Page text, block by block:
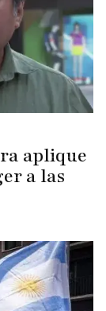
aplique
a las